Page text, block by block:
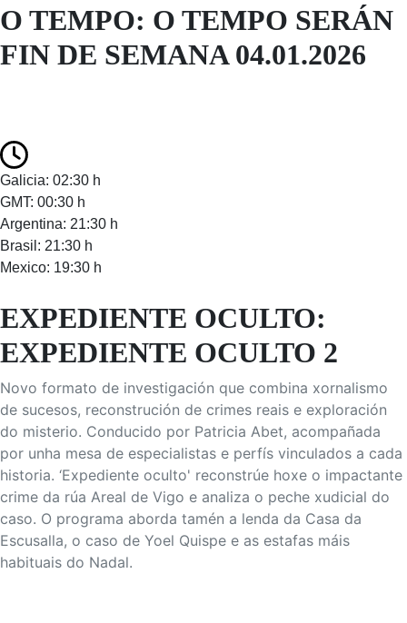
O TEMPO: O TEMPO SERÁN
FIN DE SEMANA 04.01.2026
Galicia: 02:30 h
GMT: 00:30 h
Argentina: 21:30 h
Brasil: 21:30 h
Mexico: 19:30 h
EXPEDIENTE OCULTO:
EXPEDIENTE OCULTO 2
Novo formato de investigación que combina xornalismo
de sucesos, reconstrución de crimes reais e exploración
do misterio. Conducido por Patricia Abet, acompañada
por unha mesa de especialistas e perfís vinculados a cada
historia. ‘Expediente oculto' reconstrúe hoxe o impactante
crime da rúa Areal de Vigo e analiza o peche xudicial do
caso. O programa aborda tamén a lenda da Casa da
Escusalla, o caso de Yoel Quispe e as estafas máis
habituais do Nadal.